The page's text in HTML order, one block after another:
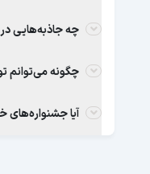
چه جاذبه‌هایی
چگونه می‌توانم
آیا